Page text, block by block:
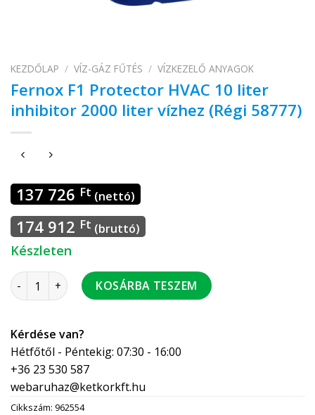
KEZDŐLAP / VÍZ-GÁZ FŰTÉS / VÍZKEZELŐ ANYAGOK
Fernox F1 Protector HVAC 10 liter
inhibitor 2000 liter vízhez (Régi 58777)
137 726 Ft (nettó)
174 912 Ft (bruttó)
Készleten
Fernox F1 Protector HVAC 10 liter inhibitor 2000 liter vízhez
KOSÁRBA TESZEM
Kérdése van?
Hétfőtől - Péntekig: 07:30 - 16:00
+36 23 530 587
webaruhaz@ketkorkft.hu
Cikkszám: 962554